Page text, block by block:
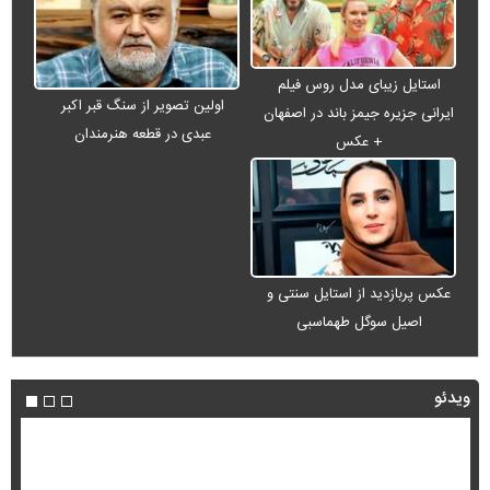
استایل زیبای مدل روس فیلم
ایرانی جزیره جیمز باند در اصفهان
+ عکس
اولین تصویر از سنگ قبر اکبر
عبدی در قطعه هنرمندان
عکس پربازدید از استایل سنتی و
اصیل سوگل طهماسبی
ویدئو